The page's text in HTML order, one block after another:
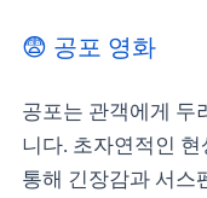
😨 공포 영화
공포는 관객에게 두
니다. 초자연적인
통해 긴장감과 서스